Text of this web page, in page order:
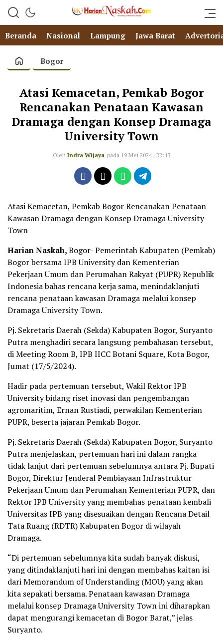
Beranda Nasional Lampung Jawa Barat
Bogor
Atasi Kemacetan, Pemkab Bogor
Rencanakan Penataan Kawasan
Dramaga dengan Konsep Dramaga
University Town
Oleh Indra Wijaya pada 19 Mei 2024 | 22:43
Atasi Kemacetan, Pemkab Bogor Rencanakan Penataan
Kawasan Dramaga dengan Konsep Dramaga University
Town
Harian Naskah,Bogor- Pemerintah Kabupaten (Pemkab)
Bogor bersama IPB University dan Kementerian
Pekerjaan Umum dan Perumahan Rakyat (PUPR) Republik
Indonesia bahas rencana kerja sama, menindaklanjuti
rencana penataan kawasan Dramaga melalui konsep
Dramaga University Town.
Pj. Sekretaris Daerah (Sekda) Kabupaten Bogor, Suryanto
Putra menghadiri secara langsung pembahasan tersebut,
di Meeting Room B, IPB IICC Botani Square, Kota Bogor,
Jumat (17/5/2024).
Hadir pada pertemuan tersebut, Wakil Rektor IPB
University bidang riset inovasi dan pengembangan
agromaritim, Ernan Rustiadi, perwakilan Kementerian
PUPR, beserta jajaran Pemkab Bogor.
Pj. Sekretaris Daerah (Sekda) Kabupaten Bogor, Suryanto
Putra menjelaskan, pertemuan hari ini dalam rangka
tidak lanjut dari pertemuan sebelumnya antara Pj. Bupati
Bogor, Direktur Jenderal Pembiayaan Infrastruktur
Pekerjaan Umum dan Perumahan Kementerian PUPR, dan
Rektor IPB University yang membahas penataan kembali
Universitas IPB yang disesuaikan dengan Rencana Detail
Tata Ruang (RDTR) Kabupaten Bogor di wilayah
Dramaga.
“Di pertemuan sebelumnya kita sudah banyak diskusi,
yang ditindaklanjuti hari ini dengan membahas kaitan isi
dari Memorandum of Understanding (MOU) yang akan
kita sepakati bersama. Penataan kawasan Dramaga
melalui konsep Dramaga University Town ini diharapkan
dapat mengurangi kemacetan di Bogor Barat,” jelas
Suryanto.